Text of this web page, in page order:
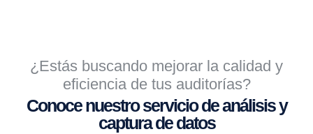
¿Estás buscando mejorar la calidad y
eficiencia de tus auditorías?
Conoce nuestro servicio de análisis y
captura de datos